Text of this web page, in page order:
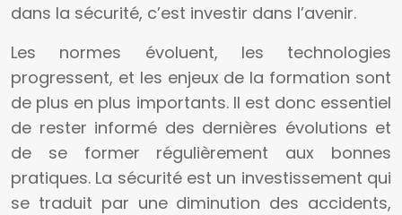
dans la sécurité, c’est investir dans l’avenir.
Les normes évoluent, les technologies
progressent, et les enjeux de la formation sont
de plus en plus importants. Il est donc essentiel
de rester informé des dernières évolutions et
de se former régulièrement aux bonnes
pratiques. La sécurité est un investissement qui
se traduit par une diminution des accidents,